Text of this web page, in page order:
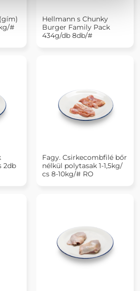
#
Hellmann s Chunky
Burger Family Pack
434g/db 8db/#
2db
Fagy. Csirkecombfilé bőr
nélkül polytasak 1-1,5kg/
cs 8-10kg/# RO